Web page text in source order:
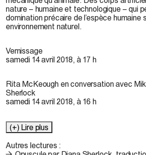
nature – humaine et technologique – qui
domination précaire de l’espèce humaine
environnement naturel.
Vernissage
samedi 14 avril 2018, à 17 h
Rita McKeough en conversation avec
Sherlock
samedi 14 avril 2018, à 16 h
(+) Lire plus
Autres lectures :